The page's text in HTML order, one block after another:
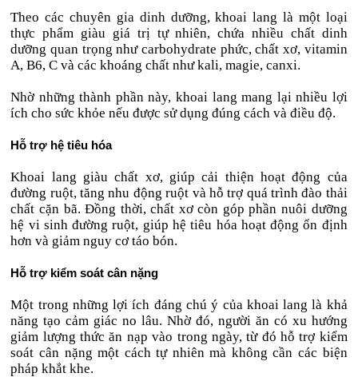
Theo các chuyên gia dinh dưỡng, khoai lang là một loại
thực phẩm giàu giá trị tự nhiên, chứa nhiều chất dinh
dưỡng quan trọng như carbohydrate phức, chất xơ, vitamin
A, B6, C và các khoáng chất như kali, magie, canxi.
Nhờ những thành phần này, khoai lang mang lại nhiều lợi
ích cho sức khỏe nếu được sử dụng đúng cách và điều độ.
Hỗ trợ hệ tiêu hóa
Khoai lang giàu chất xơ, giúp cải thiện hoạt động của
đường ruột, tăng nhu động ruột và hỗ trợ quá trình đào thải
chất cặn bã. Đồng thời, chất xơ còn góp phần nuôi dưỡng
hệ vi sinh đường ruột, giúp hệ tiêu hóa hoạt động ổn định
hơn và giảm nguy cơ táo bón.
Hỗ trợ kiểm soát cân nặng
Một trong những lợi ích đáng chú ý của khoai lang là khả
năng tạo cảm giác no lâu. Nhờ đó, người ăn có xu hướng
giảm lượng thức ăn nạp vào trong ngày, từ đó hỗ trợ kiểm
soát cân nặng một cách tự nhiên mà không cần các biện
pháp khắt khe.